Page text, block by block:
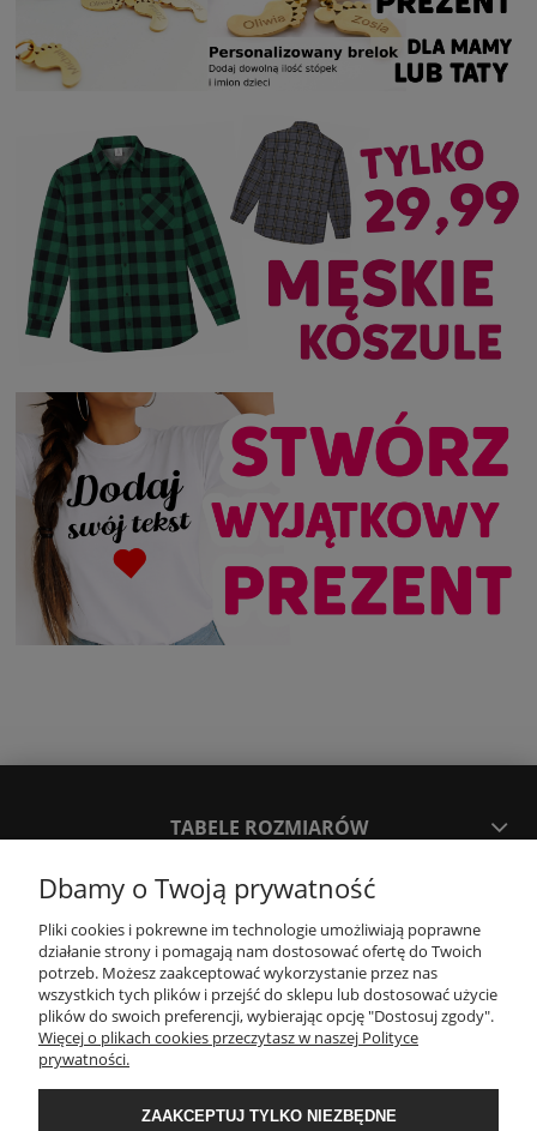
TABELE ROZMIARÓW
SPOSOBY PŁATNOŚCI ORAZ CZAS I KOSZTY DOSTAWY
DOSTAWY
KONTAKT
WYMIANA / ZWROTY / REKLAMACJE
Dbamy o Twoją prywatność
Pliki cookies i pokrewne im technologie umożliwiają poprawne
działanie strony i pomagają nam dostosować ofertę do Twoich
potrzeb. Możesz zaakceptować wykorzystanie przez nas
wszystkich tych plików i przejść do sklepu lub dostosować użycie
plików do swoich preferencji, wybierając opcję "Dostosuj zgody".
Więcej o plikach cookies przeczytasz w naszej Polityce
prywatności.
ZAAKCEPTUJ TYLKO NIEZBĘDNE